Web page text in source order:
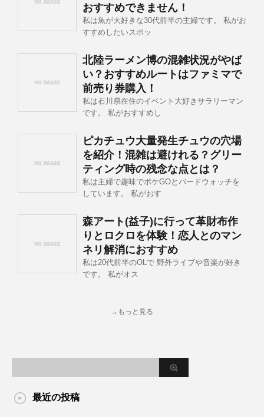
おすすめできません！
私は魚が大好きな30代前半の主婦です。 私がお
すすめしたいスポッ
北陸ラーメン博の混雑状況がやば
い？おすすめルートはファミマで
前売り券購入！
私は石川県在住のイベント大好きサラリーマン
です。 私がおすすめし
ピカチュウ大量発生チュウの穴場
を紹介！混雑は避けれる？グリー
ティング時の残念な点とは？
私は主婦で趣味でポケGOとバードウォッチを
しています。 私がおす
森アート(益子)に行って革財布作
りとロクロを体験！恋人とのマン
ネリ解消におすすめ
私は20代前半のOLで 野外ライブや音楽が好き
です。 私がオス
→もっと見る
最近の投稿